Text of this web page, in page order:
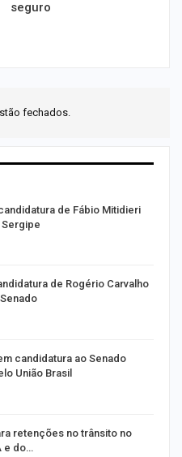
seguro
fechados.
de Fábio Mitidieri
Sergipe
de Rogério Carvalho
candidatura ao Senado
União Brasil
retenções no trânsito no
e do…